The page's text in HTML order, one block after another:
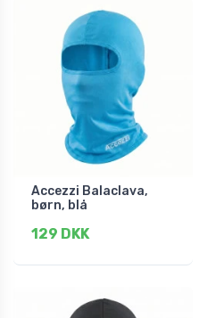
Accezzi Balaclava,
børn, blå
129 DKK